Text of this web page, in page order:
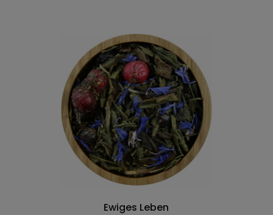
Ewiges Leben